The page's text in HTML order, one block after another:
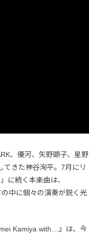
、優河、矢野顕子、星野
てきた神谷洵平。7月にリ
に続く本楽曲は、
中に個々の演奏が鋭く光
Kamiya with…』は、今